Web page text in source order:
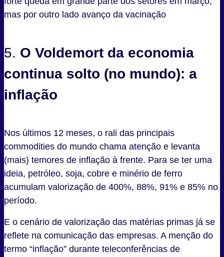
mas por outro lado avanço da vacinação
5. O Voldemort da economia
continua solto (no mundo): a
inflação
Nos últimos 12 meses, o rali das principais
commodities do mundo chama atenção e levanta
(mais) temores de inflação à frente. Para se ter uma
ideia, petróleo, soja, cobre e minério de ferro
acumulam valorização de 400%, 88%, 91% e 85% no
período.
E o cenário de valorização das matérias primas já se
reflete na comunicação das empresas. A menção do
termo “inflação” durante teleconferências de